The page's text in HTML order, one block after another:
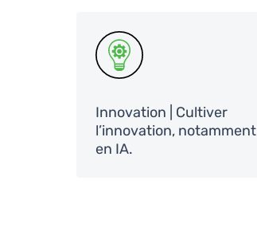
SVG
Innovation | Cultiver
l’innovation, notamment
en IA.